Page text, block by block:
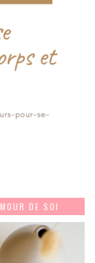
DE SOI